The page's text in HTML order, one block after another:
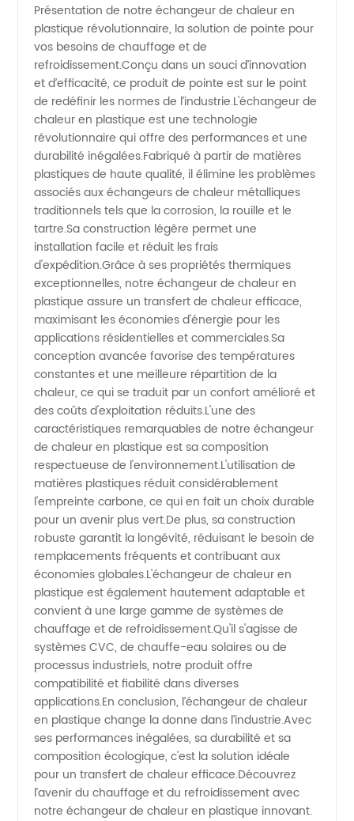
d'échangeurs
de
chaleur
en
plastique
en Chine
-
Approvisionnement
en gros
de
haute
qualité
Présentation de notre échangeur de chaleur en
plastique révolutionnaire, la solution de pointe pour
vos besoins de chauffage et de
refroidissement.Conçu dans un souci d’innovation
et d’efficacité, ce produit de pointe est sur le point
de redéfinir les normes de l’industrie.L'échangeur de
chaleur en plastique est une technologie
révolutionnaire qui offre des performances et une
durabilité inégalées.Fabriqué à partir de matières
plastiques de haute qualité, il élimine les problèmes
associés aux échangeurs de chaleur métalliques
traditionnels tels que la corrosion, la rouille et le
tartre.Sa construction légère permet une
installation facile et réduit les frais
d'expédition.Grâce à ses propriétés thermiques
exceptionnelles, notre échangeur de chaleur en
plastique assure un transfert de chaleur efficace,
maximisant les économies d'énergie pour les
applications résidentielles et commerciales.Sa
conception avancée favorise des températures
constantes et une meilleure répartition de la
chaleur, ce qui se traduit par un confort amélioré et
des coûts d'exploitation réduits.L'une des
caractéristiques remarquables de notre échangeur
de chaleur en plastique est sa composition
respectueuse de l'environnement.L'utilisation de
matières plastiques réduit considérablement
l'empreinte carbone, ce qui en fait un choix durable
pour un avenir plus vert.De plus, sa construction
robuste garantit la longévité, réduisant le besoin de
remplacements fréquents et contribuant aux
économies globales.L'échangeur de chaleur en
plastique est également hautement adaptable et
convient à une large gamme de systèmes de
chauffage et de refroidissement.Qu'il s'agisse de
systèmes CVC, de chauffe-eau solaires ou de
processus industriels, notre produit offre
compatibilité et fiabilité dans diverses
applications.En conclusion, l’échangeur de chaleur
en plastique change la donne dans l’industrie.Avec
ses performances inégalées, sa durabilité et sa
composition écologique, c'est la solution idéale
pour un transfert de chaleur efficace.Découvrez
l’avenir du chauffage et du refroidissement avec
notre échangeur de chaleur en plastique innovant.